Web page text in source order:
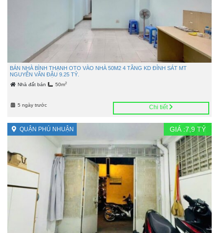
BÁN NHÀ BÌNH THẠNH OTO VÀO NHÀ 50M2 4 TẦNG KD ĐỈNH SÁT MT
NGUYỄN VĂN ĐẬU 9.25 TỶ.
Nhà đất bán 50m2
5 ngày trước Chi tiết
QUẬN PHÚ NHUẬN GIÁ :7,9 TỶ